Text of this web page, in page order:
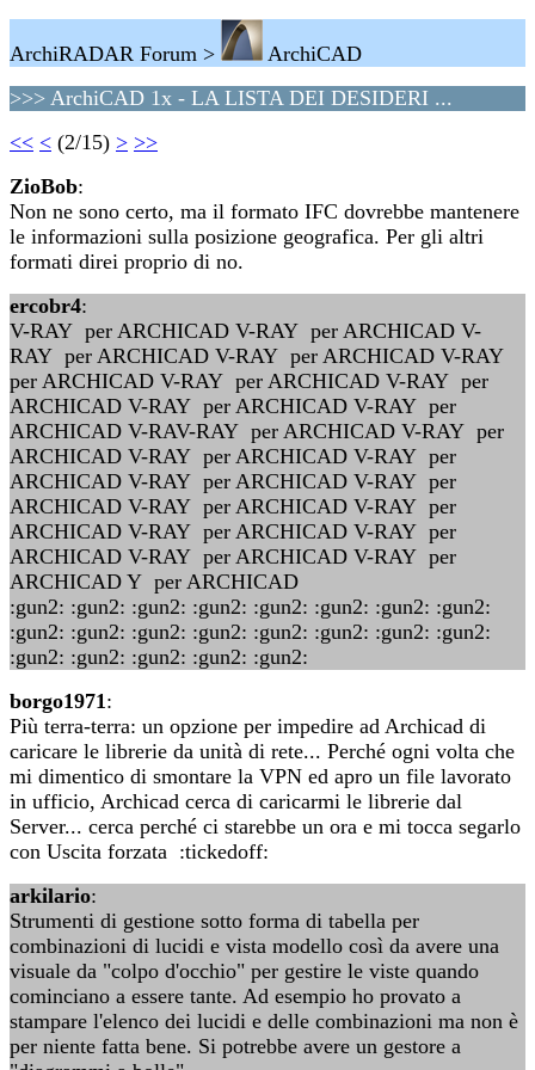
ArchiRADAR Forum >
ArchiCAD
>>> ArchiCAD 1x - LA LISTA DEI DESIDERI ...
<< < (2/15) > >>
ZioBob:
Non ne sono certo, ma il formato IFC dovrebbe mantenere
le informazioni sulla posizione geografica. Per gli altri
formati direi proprio di no.
ercobr4:
V-RAY per ARCHICAD V-RAY per ARCHICAD V-
RAY per ARCHICAD V-RAY per ARCHICAD V-RAY
per ARCHICAD V-RAY per ARCHICAD V-RAY per
ARCHICAD V-RAY per ARCHICAD V-RAY per
ARCHICAD V-RAV-RAY per ARCHICAD V-RAY per
ARCHICAD V-RAY per ARCHICAD V-RAY per
ARCHICAD V-RAY per ARCHICAD V-RAY per
ARCHICAD V-RAY per ARCHICAD V-RAY per
ARCHICAD V-RAY per ARCHICAD V-RAY per
ARCHICAD V-RAY per ARCHICAD V-RAY per
ARCHICAD Y per ARCHICAD
:gun2: :gun2: :gun2: :gun2: :gun2: :gun2: :gun2: :gun2:
:gun2: :gun2: :gun2: :gun2: :gun2: :gun2: :gun2: :gun2:
:gun2: :gun2: :gun2: :gun2: :gun2:
borgo1971:
Più terra-terra: un opzione per impedire ad Archicad di
caricare le librerie da unità di rete... Perché ogni volta che
mi dimentico di smontare la VPN ed apro un file lavorato
in ufficio, Archicad cerca di caricarmi le librerie dal
Server... cerca perché ci starebbe un ora e mi tocca segarlo
con Uscita forzata :tickedoff:
arkilario:
Strumenti di gestione sotto forma di tabella per
combinazioni di lucidi e vista modello così da avere una
visuale da "colpo d'occhio" per gestire le viste quando
cominciano a essere tante. Ad esempio ho provato a
stampare l'elenco dei lucidi e delle combinazioni ma non è
per niente fatta bene. Si potrebbe avere un gestore a